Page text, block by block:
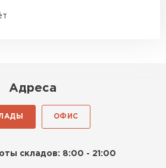
Адреса
ОФИС
складов: 8:00 - 21:00